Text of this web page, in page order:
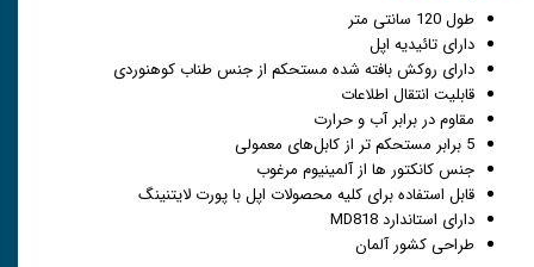
طول 120 سانتی متر
دارای تائیدیه اپل
دارای روکش بافته شده مستحکم از جنس طناب کوهنوردی
قابلیت انتقال اطلاعات
مقاوم در برابر آب و حرارت
5 برابر مستحکم تر از کابل‌های معمولی
جنس کانکتور ها از آلمینیوم مرغوب
قابل استفاده برای کلیه محصولات اپل با پورت لایتنینگ
دارای استاندارد MD818
طراحی کشور آلمان